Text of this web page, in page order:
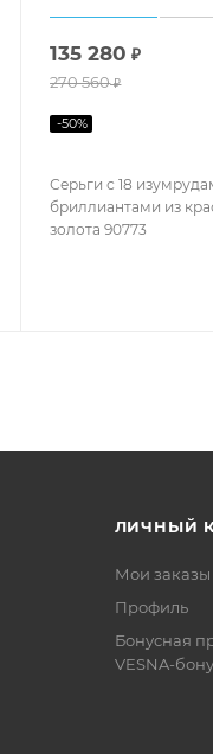
Серьги с 18
бриллиантами из
золота 90773
135 280 ₽
270 560₽
-50%
ЛИЧНЫЙ
Мои заказы
Профиль
Бонусная
VESNA-